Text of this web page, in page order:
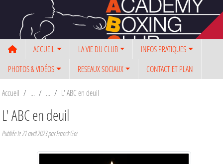
ACCUEIL LA VIE DU CLUB
INFOS PRATIQUES
PHOTOS & VIDÉOS
RESEAUX SOCIAUX CONTACT ET PLAN
Accueil L' ABC en deuil
L' ABC en deuil
Publiée le21 avril 2023par Franck Goï
Panneau de gestion des cookies